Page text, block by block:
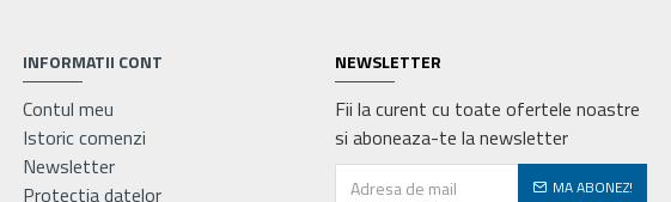
INFORMATII CONT
Contul meu
Istoric comenzi
Newsletter
Protectia datelor
NEWSLETTER
Fii la curent cu toate ofertele noastre
si aboneaza-te la newsletter
MA ABONEZ!